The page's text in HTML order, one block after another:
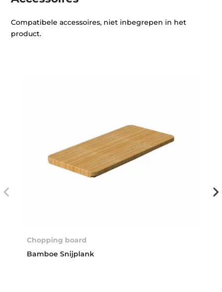
Compatibele accessoires, niet inbegrepen in het
product.
Chopping board
Bamboe Snijplank